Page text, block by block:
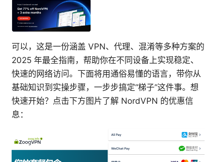
可以，这是一份涵盖 VPN、代理、混淆等多种方案的
2025 年最全指南，帮助你在不同设备上实现稳定、
快速的网络访问。下面将用通俗易懂的语言，带你从
基础知识到实操步骤，一步步搞定“梯子”这件事。想
快速开始？点击下方图片了解 NordVPN 的优惠信
息：